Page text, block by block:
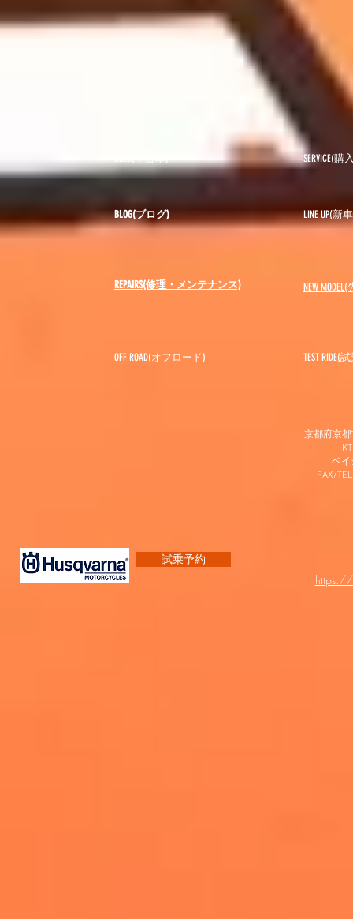
USED(中古車)
BLOG(ブログ)
SERVICE(
LINE UP(新
REPAIRS(修理・メンテナンス) NEW MODEL(
OFF ROAD(オフロード) ​TEST RIDE(
京都府京
ベイ
FAX/
試乗予約
https://